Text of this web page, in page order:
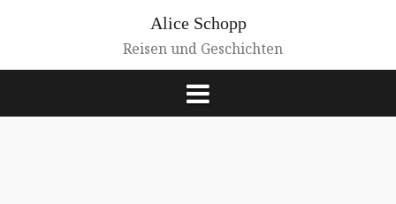
Alice Schopp
Reisen und Geschichten